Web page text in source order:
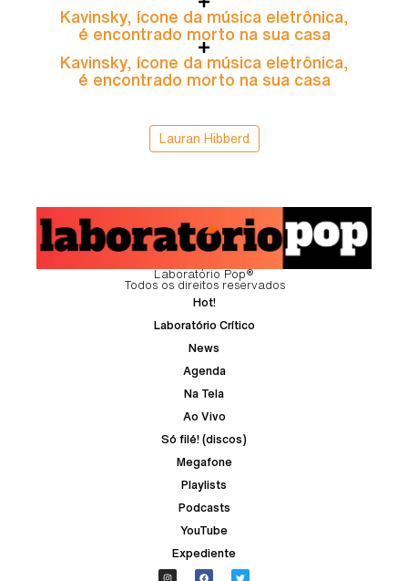
Kavinsky, ícone da música eletrônica,
é encontrado morto na sua casa
Kavinsky, ícone da música eletrônica,
é encontrado morto na sua casa
Lauran Hibberd
Laboratório Pop®
Todos os direitos reservados
Hot!
Laboratório Crítico
News
Agenda
Na Tela
Ao Vivo
Só filé! (discos)
Megafone
Playlists
Podcasts
YouTube
Expediente